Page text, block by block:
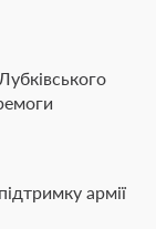
армії